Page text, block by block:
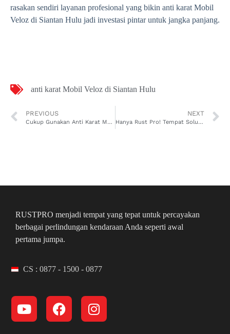
rasakan sendiri layanan profesional yang bikin anti karat Mobil
Veloz di Siantan Hulu jadi investasi pintar untuk jangka panjang.
anti karat Mobil Veloz di Siantan Hulu
PREVIOUS
Cukup Gunakan Anti Karat Mobil Veloz di Bansir Darat, Biar Mobil Kinclong Terus, Bebas Karat Selamanya!
NEXT
Hanya Rust Pro! Tempat Solusi Anti Karat Mobil Innova di Pontianak Barat Terbaik!
RUSTPRO menjadi tempat yang tepat untuk percayakan
berbagai perlindungan kendaraan Anda seperti awal
pertama jumpa.
CS : 0877 - 1500 - 0877